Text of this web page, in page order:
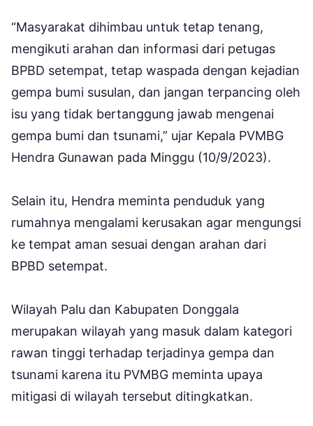
“Masyarakat dihimbau untuk tetap tenang,
mengikuti arahan dan informasi dari petugas
BPBD setempat, tetap waspada dengan kejadian
gempa bumi susulan, dan jangan terpancing oleh
isu yang tidak bertanggung jawab mengenai
gempa bumi dan tsunami,” ujar Kepala PVMBG
Hendra Gunawan pada Minggu (10/9/2023).
Selain itu, Hendra meminta penduduk yang
rumahnya mengalami kerusakan agar mengungsi
ke tempat aman sesuai dengan arahan dari
BPBD setempat.
Wilayah Palu dan Kabupaten Donggala
merupakan wilayah yang masuk dalam kategori
rawan tinggi terhadap terjadinya gempa dan
tsunami karena itu PVMBG meminta upaya
mitigasi di wilayah tersebut ditingkatkan.